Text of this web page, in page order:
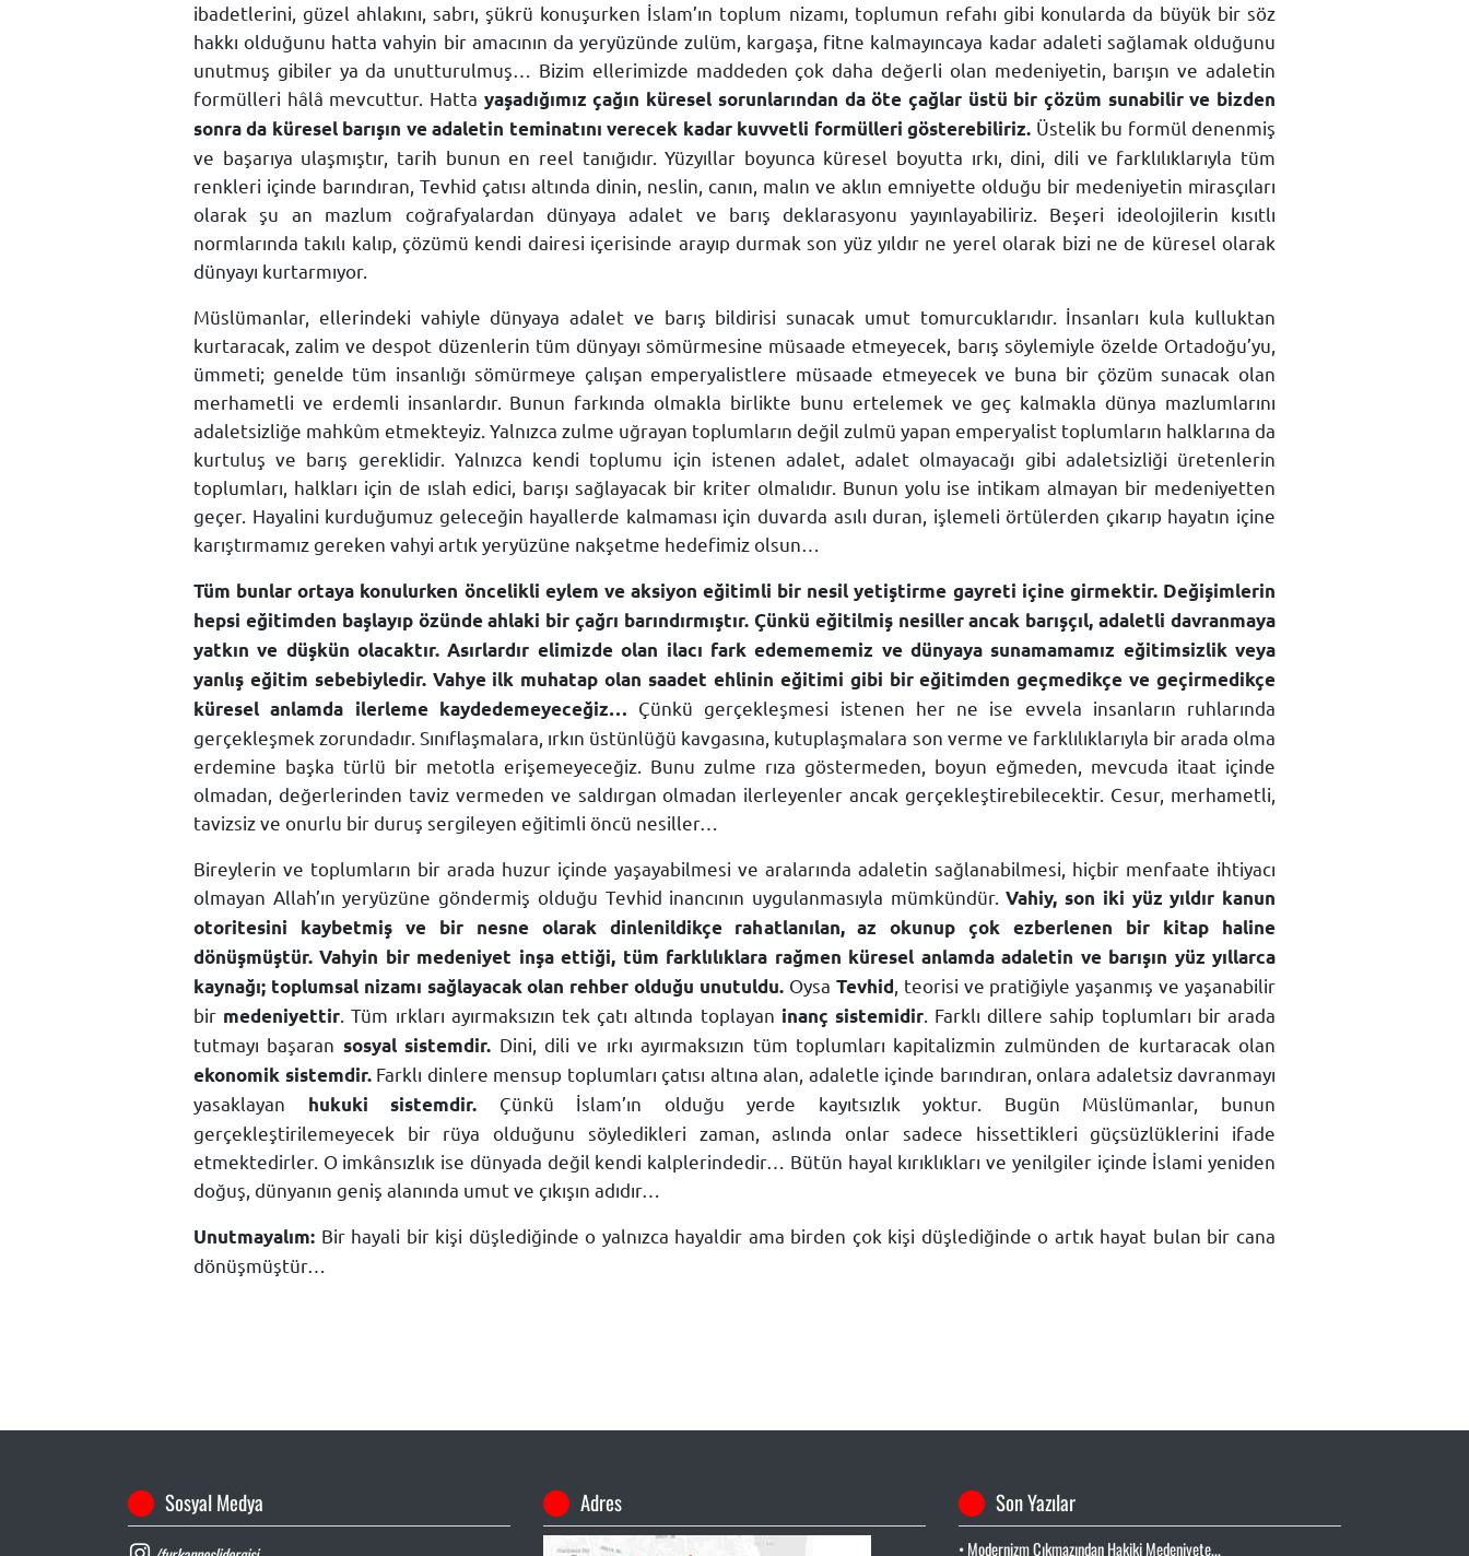
ibadetlerini, güzel ahlakını, sabrı, şükrü konuşurken İslam’ın toplum nizamı, toplumun refahı gibi konularda da büyük bir söz
hakkı olduğunu hatta vahyin bir amacının da yeryüzünde zulüm, kargaşa, fitne kalmayıncaya kadar adaleti sağlamak olduğunu
unutmuş gibiler ya da unutturulmuş… Bizim ellerimizde maddeden çok daha değerli olan medeniyetin, barışın ve adaletin
formülleri hâlâ mevcuttur. Hatta yaşadığımız çağın küresel sorunlarından da öte çağlar üstü bir çözüm sunabilir ve bizden
sonra da küresel barışın ve adaletin teminatını verecek kadar kuvvetli formülleri gösterebiliriz. Üstelik bu formül denenmiş
ve başarıya ulaşmıştır, tarih bunun en reel tanığıdır. Yüzyıllar boyunca küresel boyutta ırkı, dini, dili ve farklılıklarıyla tüm
renkleri içinde barındıran, Tevhid çatısı altında dinin, neslin, canın, malın ve aklın emniyette olduğu bir medeniyetin mirasçıları
olarak şu an mazlum coğrafyalardan dünyaya adalet ve barış deklarasyonu yayınlayabiliriz. Beşeri ideolojilerin kısıtlı
normlarında takılı kalıp, çözümü kendi dairesi içerisinde arayıp durmak son yüz yıldır ne yerel olarak bizi ne de küresel olarak
dünyayı kurtarmıyor.
Müslümanlar, ellerindeki vahiyle dünyaya adalet ve barış bildirisi sunacak umut tomurcuklarıdır. İnsanları kula kulluktan
kurtaracak, zalim ve despot düzenlerin tüm dünyayı sömürmesine müsaade etmeyecek, barış söylemiyle özelde Ortadoğu’yu,
ümmeti; genelde tüm insanlığı sömürmeye çalışan emperyalistlere müsaade etmeyecek ve buna bir çözüm sunacak olan
merhametli ve erdemli insanlardır. Bunun farkında olmakla birlikte bunu ertelemek ve geç kalmakla dünya mazlumlarını
adaletsizliğe mahkûm etmekteyiz. Yalnızca zulme uğrayan toplumların değil zulmü yapan emperyalist toplumların halklarına da
kurtuluş ve barış gereklidir. Yalnızca kendi toplumu için istenen adalet, adalet olmayacağı gibi adaletsizliği üretenlerin
toplumları, halkları için de ıslah edici, barışı sağlayacak bir kriter olmalıdır. Bunun yolu ise intikam almayan bir medeniyetten
geçer. Hayalini kurduğumuz geleceğin hayallerde kalmaması için duvarda asılı duran, işlemeli örtülerden çıkarıp hayatın içine
karıştırmamız gereken vahyi artık yeryüzüne nakşetme hedefimiz olsun…
Tüm bunlar ortaya konulurken öncelikli eylem ve aksiyon eğitimli bir nesil yetiştirme gayreti içine girmektir. Değişimlerin
hepsi eğitimden başlayıp özünde ahlaki bir çağrı barındırmıştır. Çünkü eğitilmiş nesiller ancak barışçıl, adaletli davranmaya
yatkın ve düşkün olacaktır. Asırlardır elimizde olan ilacı fark edemememiz ve dünyaya sunamamamız eğitimsizlik veya
yanlış eğitim sebebiyledir. Vahye ilk muhatap olan saadet ehlinin eğitimi gibi bir eğitimden geçmedikçe ve geçirmedikçe
küresel anlamda ilerleme kaydedemeyeceğiz… Çünkü gerçekleşmesi istenen her ne ise evvela insanların ruhlarında
gerçekleşmek zorundadır. Sınıflaşmalara, ırkın üstünlüğü kavgasına, kutuplaşmalara son verme ve farklılıklarıyla bir arada olma
erdemine başka türlü bir metotla erişemeyeceğiz. Bunu zulme rıza göstermeden, boyun eğmeden, mevcuda itaat içinde
olmadan, değerlerinden taviz vermeden ve saldırgan olmadan ilerleyenler ancak gerçekleştirebilecektir. Cesur, merhametli,
tavizsiz ve onurlu bir duruş sergileyen eğitimli öncü nesiller…
Bireylerin ve toplumların bir arada huzur içinde yaşayabilmesi ve aralarında adaletin sağlanabilmesi, hiçbir menfaate ihtiyacı
olmayan Allah’ın yeryüzüne göndermiş olduğu Tevhid inancının uygulanmasıyla mümkündür.Vahiy, son iki yüz yıldır kanun
otoritesini kaybetmiş ve bir nesne olarak dinlenildikçe rahatlanılan, az okunup çok ezberlenen bir kitap haline
dönüşmüştür. Vahyin bir medeniyet inşa ettiği, tüm farklılıklara rağmen küresel anlamda adaletin ve barışın yüz yıllarca
kaynağı; toplumsal nizamı sağlayacak olan rehber olduğu unutuldu. Oysa Tevhid , teorisi ve pratiğiyle yaşanmış ve yaşanabilir
bir medeniyettir . Tüm ırkları ayırmaksızın tek çatı altında toplayan inanç sistemidir. Farklı dillere sahip toplumları bir arada
tutmayı başaran sosyal sistemdir. Dini, dili ve ırkı ayırmaksızın tüm toplumları kapitalizmin zulmünden de kurtaracak olan
ekonomik sistemdir.Farklı dinlere mensup toplumları çatısı altına alan, adaletle içinde barındıran, onlara adaletsiz davranmayı
yasaklayan hukuki sistemdir. Çünkü İslam’ın olduğu yerde kayıtsızlık yoktur. Bugün Müslümanlar, bunun
gerçekleştirilemeyecek bir rüya olduğunu söyledikleri zaman, aslında onlar sadece hissettikleri güçsüzlüklerini ifade
etmektedirler. O imkânsızlık ise dünyada değil kendi kalplerindedir… Bütün hayal kırıklıkları ve yenilgiler içinde İslami yeniden
doğuş, dünyanın geniş alanında umut ve çıkışın adıdır…
Unutmayalım: Bir hayali bir kişi düşlediğinde o yalnızca hayaldir ama birden çok kişi düşlediğinde o artık hayat bulan bir cana
dönüşmüştür…
Sosyal Medya Adres Son Yazılar
• Modernizm Çıkmazından Hakiki Medeniyete...